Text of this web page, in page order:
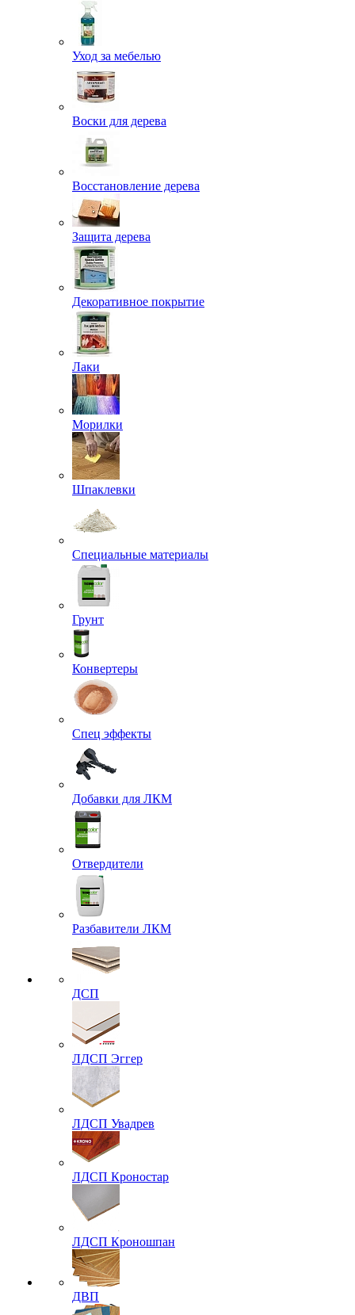
Уход за мебелью
Воски для дерева
Восстановление дерева
Защита дерева
Декоративное покрытие
Лаки
Морилки
Шпаклевки
Специальные материалы
Грунт
Конвертеры
Спец эффекты
Добавки для ЛКМ
Отвердители
Разбавители ЛКМ
ДСП
ЛДСП Эггер
ЛДСП Увадрев
ЛДСП Кроностар
ЛДСП Кроношпан
ДВП